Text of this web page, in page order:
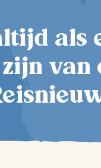
als
van